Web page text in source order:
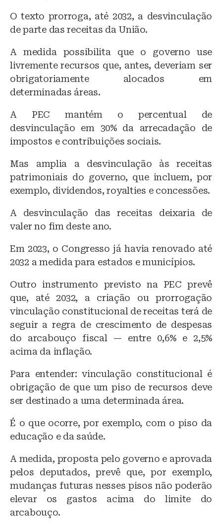
O texto prorroga, até 2032, a desvinculação
de parte das receitas da União.
A medida possibilita que o governo use
livremente recursos que, antes, deveriam ser
obrigatoriamente alocados em
determinadas áreas.
A PEC mantém o percentual de
desvinculação em 30% da arrecadação de
impostos e contribuições sociais.
Mas amplia a desvinculação às receitas
patrimoniais do governo, que incluem, por
exemplo, dividendos, royalties e concessões.
A desvinculação das receitas deixaria de
valer no fim deste ano.
Em 2023, o Congresso já havia renovado até
2032 a medida para estados e municípios.
Outro instrumento previsto na PEC prevê
que, até 2032, a criação ou prorrogação
vinculação constitucional de receitas terá de
seguir a regra de crescimento de despesas
do arcabouço fiscal — entre 0,6% e 2,5%
acima da inflação.
Para entender: vinculação constitucional é
obrigação de que um piso de recursos deve
ser destinado a uma determinada área.
É o que ocorre, por exemplo, com o piso da
educação e da saúde.
A medida, proposta pelo governo e aprovada
pelos deputados, prevê que, por exemplo,
mudanças futuras nesses pisos não poderão
elevar os gastos acima do limite do
arcabouço.